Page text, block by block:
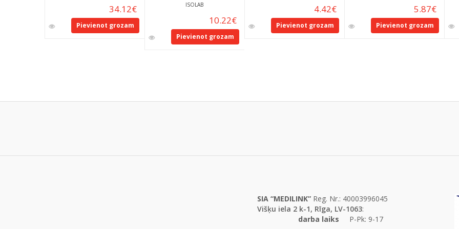
34.12€
Pievienot grozam
ISOLAB
10.22€
Pievienot grozam
4.42€
Pievienot grozam
5.87€
Pievienot grozam
SIA “MEDILINK” Reg. Nr.: 40003996045
Višķu iela 2 k-1, Rīga, LV-1063:
darba laiks
P-Pk: 9-17